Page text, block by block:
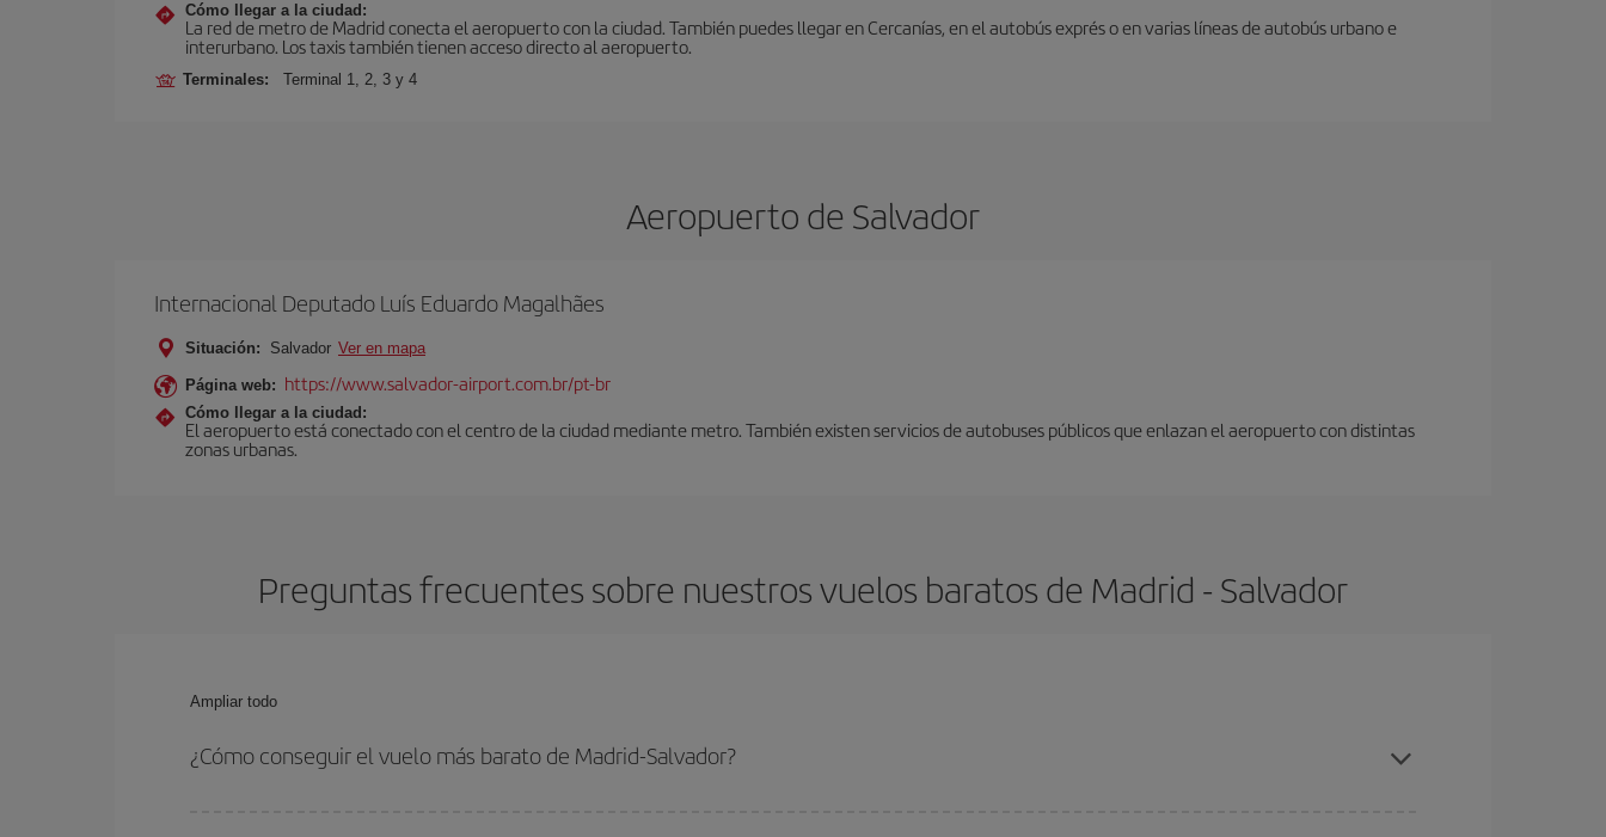
Cómo llegar a la ciudad:
La red de metro de Madrid conecta el aeropuerto con la ciudad. También puedes llegar en Cercanías, en el autobús exprés o en varias líneas de autobús urbano e
interurbano. Los taxis también tienen acceso directo al aeropuerto.
Terminales: Terminal 1, 2, 3 y 4
Aeropuerto de Salvador
Internacional Deputado Luís Eduardo Magalhães
Situación: Salvador Ver en mapa
Página web: https://www.salvador-airport.com.br/pt-br
Cómo llegar a la ciudad:
El aeropuerto está conectado con el centro de la ciudad mediante metro. También existen servicios de autobuses públicos que enlazan el aeropuerto con distintas
zonas urbanas.
Preguntas frecuentes sobre nuestros vuelos baratos de Madrid - Salvador
Ampliar todo
¿Cómo conseguir el vuelo más barato de Madrid-Salvador?